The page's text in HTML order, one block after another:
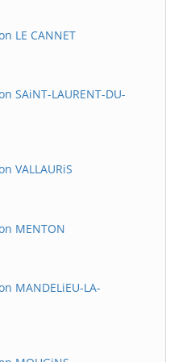
LE CANNET
SAiNT-LAURENT-DU-
VALLAURiS
MENTON
MANDELiEU-LA-